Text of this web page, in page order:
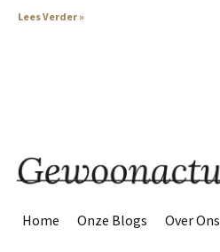
Lees Verder »
Home Onze Blogs Over Ons